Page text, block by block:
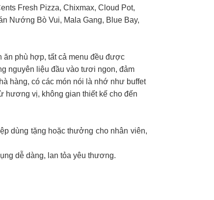
Fresh Pizza, Chixmax, Cloud Pot,
Nướng Bò Vui, Mala Gang, Blue Bay,
ăn phù hợp, tất cả menu đều được
nguyên liệu đầu vào tươi ngon, đảm
hàng, có các món nói là nhớ như buffet
hương vị, không gian thiết kế cho đến
dùng tặng hoặc thưởng cho nhân viên,
dễ dàng, lan tỏa yêu thương.